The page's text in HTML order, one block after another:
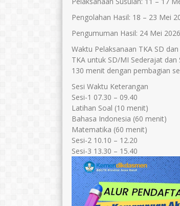
Pengolahan Hasil: 18 – 23 Mei
Pengumuman Hasil: 24 Mei 2026
Waktu Pelaksanaan TKA SD dan
TKA untuk SD/MI Sederajat
130 menit dengan pembagian
Sesi Waktu Keterangan
Sesi-1 07.30 – 09.40
Latihan Soal (10 menit)
Bahasa Indonesia (60 menit)
Matematika (60 menit)
Sesi-2 10.10 – 12.20
Sesi-3 13.30 – 15.40